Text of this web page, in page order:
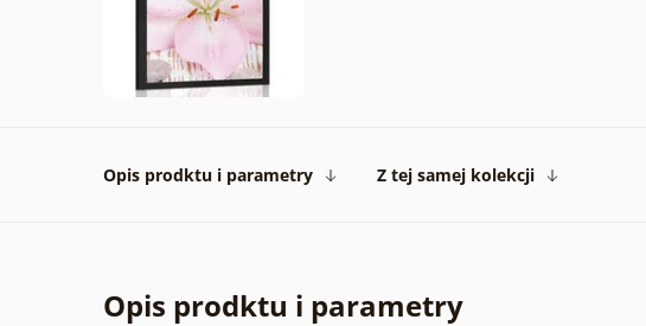
Opis prodktu i parametry Z tej samej kolekcji
Opis prodktu i parametry